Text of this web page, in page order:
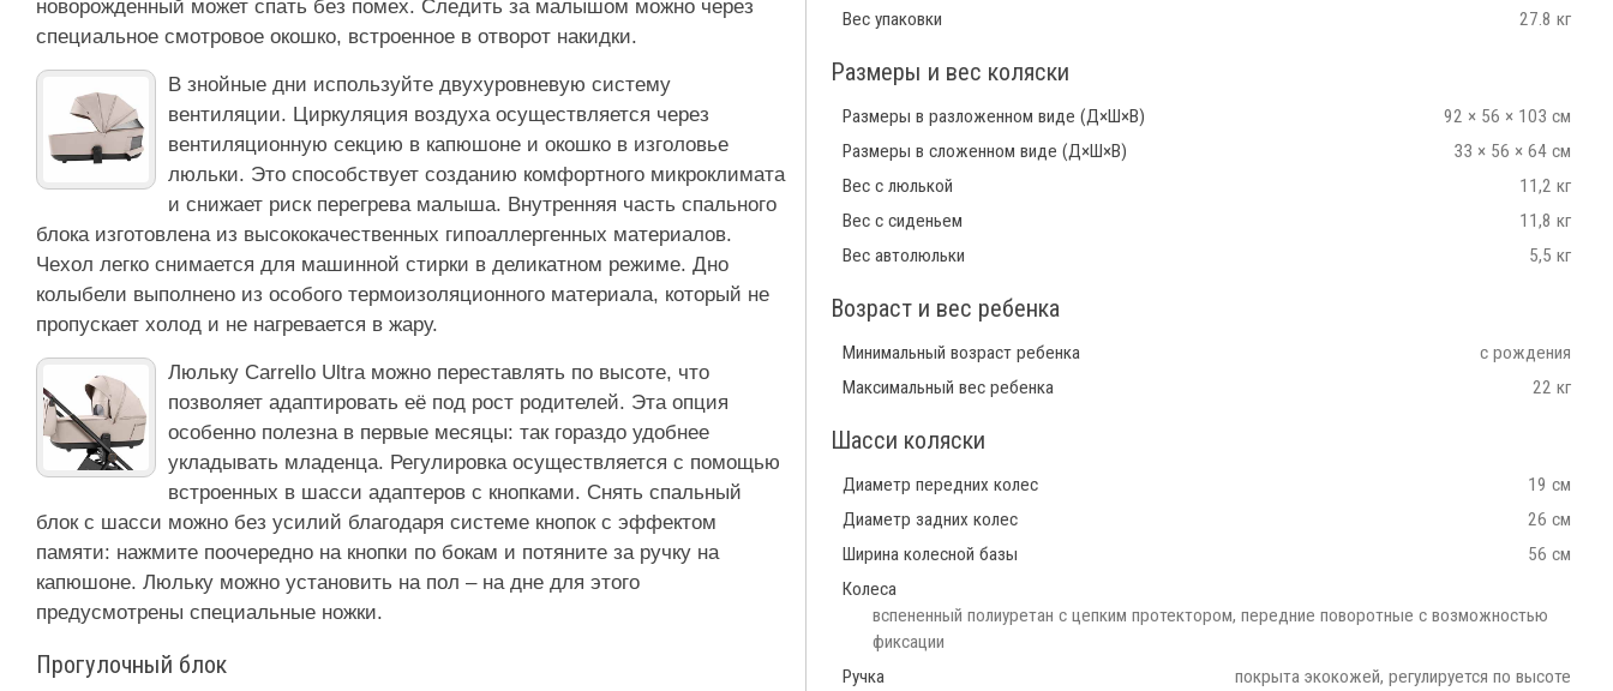
новорожденный может спать без помех. Следить за малышом можно через
специальное смотровое окошко, встроенное в отворот накидки.
В знойные дни используйте двухуровневую систему
вентиляции. Циркуляция воздуха осуществляется через
вентиляционную секцию в капюшоне и окошко в изголовье
люльки. Это способствует созданию комфортного микроклимата
и снижает риск перегрева малыша. Внутренняя часть спального
блока изготовлена из высококачественных гипоаллергенных материалов.
Чехол легко снимается для машинной стирки в деликатном режиме. Дно
колыбели выполнено из особого термоизоляционного материала, который не
пропускает холод и не нагревается в жару.
Люльку Carrello Ultra можно переставлять по высоте, что
позволяет адаптировать её под рост родителей. Эта опция
особенно полезна в первые месяцы: так гораздо удобнее
укладывать младенца. Регулировка осуществляется с помощью
встроенных в шасси адаптеров с кнопками. Снять спальный
блок с шасси можно без усилий благодаря системе кнопок с эффектом
памяти: нажмите поочередно на кнопки по бокам и потяните за ручку на
капюшоне. Люльку можно установить на пол – на дне для этого
предусмотрены специальные ножки.
Прогулочный блок
Вес упаковки
27.8 кг
Размеры и вес коляски
Размеры в разложенном виде (Д×Ш×В)
92 × 56 × 103 см
Размеры в сложенном виде (Д×Ш×В)
33 × 56 × 64 см
Вес с люлькой
11,2 кг
Вес с сиденьем
11,8 кг
Вес автолюльки
5,5 кг
Возраст и вес ребенка
Минимальный возраст ребенка
с рождения
Максимальный вес ребенка
22 кг
Шасси коляски
Диаметр передних колес
19 см
Диаметр задних колес
26 см
Ширина колесной базы
56 см
Колеса
вспененный полиуретан с цепким протектором, передние поворотные с возможностью
фиксации
Ручка
покрыта экокожей, регулируется по высоте